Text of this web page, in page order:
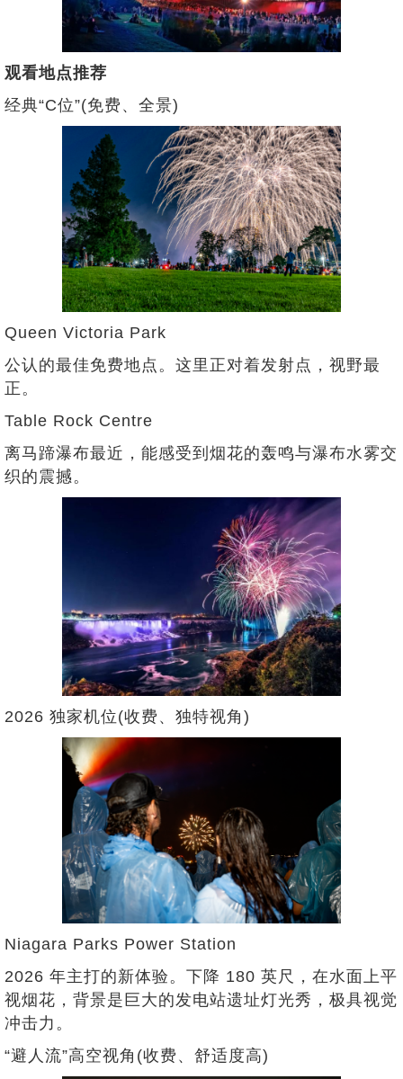
观看地点推荐
经典“C位”(免费、全景)
Queen Victoria Park
公认的最佳免费地点。这里正对着发射点，视野最
正。
Table Rock Centre
离马蹄瀑布最近，能感受到烟花的轰鸣与瀑布水雾交
织的震撼。
2026 独家机位(收费、独特视角)
Niagara Parks Power Station
2026 年主打的新体验。下降 180 英尺，在水面上平
视烟花，背景是巨大的发电站遗址灯光秀，极具视觉
冲击力。
“避人流”高空视角(收费、舒适度高)